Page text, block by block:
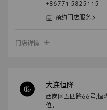
+86771 5825115
预约门店服务
门店详情
大连恒隆
西岗区五四路66号,
位，